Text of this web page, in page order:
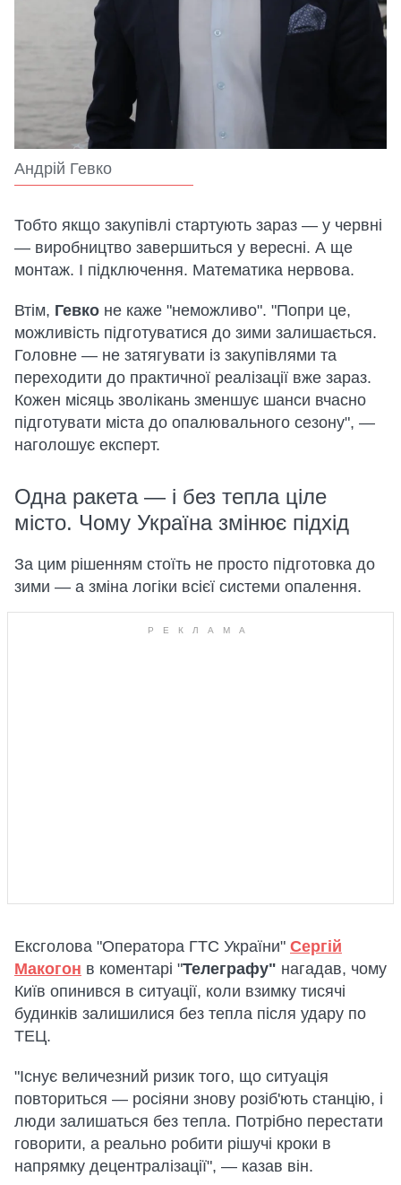
Андрій Гевко
Тобто якщо закупівлі стартують зараз — у червні
— виробництво завершиться у вересні. А ще
монтаж. І підключення. Математика нервова.
Втім, Гевко не каже "неможливо". "Попри це,
можливість підготуватися до зими залишається.
Головне — не затягувати із закупівлями та
переходити до практичної реалізації вже зараз.
Кожен місяць зволікань зменшує шанси вчасно
підготувати міста до опалювального сезону", —
наголошує експерт.
Одна ракета — і без тепла ціле
місто. Чому Україна змінює підхід
За цим рішенням стоїть не просто підготовка до
зими — а зміна логіки всієї системи опалення.
Ексголова "Оператора ГТС України" Сергій
Макогон в коментарі "Телеграфу" нагадав, чому
Київ опинився в ситуації, коли взимку тисячі
будинків залишилися без тепла після удару по
ТЕЦ.
"Існує величезний ризик того, що ситуація
повториться — росіяни знову розіб'ють станцію, і
люди залишаться без тепла. Потрібно перестати
говорити, а реально робити рішучі кроки в
напрямку децентралізації", — казав він.